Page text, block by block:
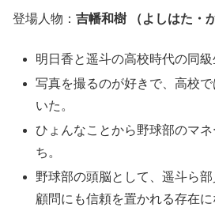
登場人物： 吉幡和樹 （よしはた・
明日香と遥斗の高校時代の同級
写真を撮るのが好きで、高校
いた。
ひょんなことから野球部のマ
ち。
野球部の頭脳として、遥斗ら
顧問にも信頼を置かれる存在に